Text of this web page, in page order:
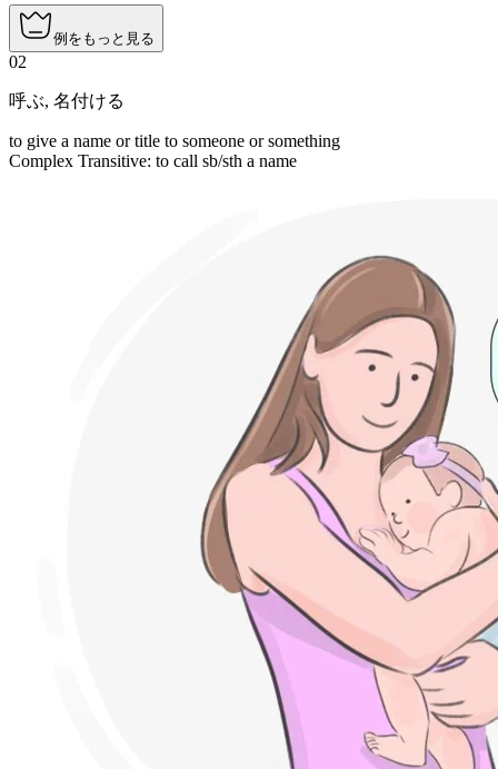
例をもっと見る
02
呼ぶ, 名付ける
to give a name or title to someone or something
Complex Transitive: to call sb/sth a name